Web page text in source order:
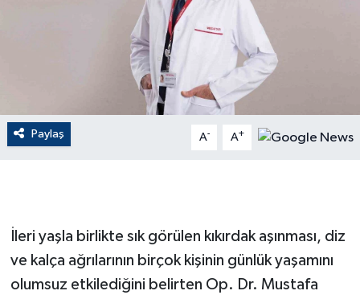
Paylaş A- A+
İleri yaşla birlikte sık görülen kıkırdak aşınması, diz
ve kalça ağrılarının birçok kişinin günlük yaşamını
olumsuz etkilediğini belirten Op. Dr. Mustafa
Finans
Gayrimenkul
GENEL